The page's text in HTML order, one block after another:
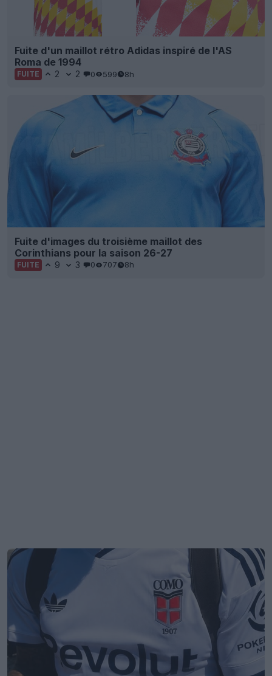
Fuite d'un maillot rétro Adidas inspiré de l'AS
Roma de 1994
FUITE 2 2 0 599 8h
Fuite d'images du troisième maillot des
Corinthians pour la saison 26-27
FUITE 9 3 0 707 8h